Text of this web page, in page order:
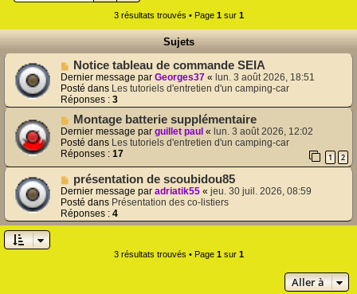
r
c
3 résultats trouvés • Page 1sur 1
Sujets
N
o
u
v
e
u
m
e
s
a
g
e
Notice tableau de commande SEIA
Dernier message par Georges37 « lun. 3 août 2026, 18:51
Posté dans Les tutoriels d'entretien d'un camping-car
Réponses : 3
N
o
u
v
e
u
m
e
s
s
Montage batterie supplémentaire
Dernier message par guillet paul « lun. 3 août 2026, 12:02
Posté dans Les tutoriels d'entretien d'un camping-car
Réponses : 17 1 2
N
o
u
v
e
présentation de scoubidou85
Dernier message par adriatik55 « jeu. 30 juil. 2026, 08:59
Posté dans Présentation des co-listiers
Réponses : 4
3 résultats trouvés • Page 1sur 1
Aller à